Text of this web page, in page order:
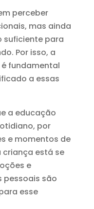
perceber
mas ainda
suficiente para
Por isso, a
fundamental
a essas
a educação
por
e momentos de
criança está se
e
pessoais são
esse